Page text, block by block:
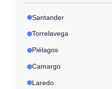
Santander
Torrelavega
Piélagos
Camargo
Laredo